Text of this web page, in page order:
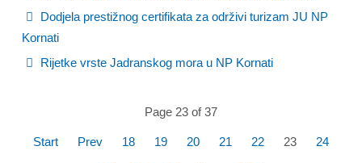
Dodjela prestižnog certifikata za održivi turizam JU NP
Kornati
Rijetke vrste Jadranskog mora u NP Kornati
Page 23 of 37
Start Prev 18 19 20 21 22 23 24